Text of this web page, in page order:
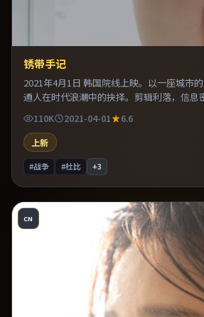
锈带手记
2021年4月1日 韩国院线上映。以一座城市
通人在时代浪潮中的抉择。剪辑利落，信息
与推理的观众。既有类型片爽感，也保留作
俗。
110K 2021-04-01
6.6
上新
#战争 #杜比 +3
CN